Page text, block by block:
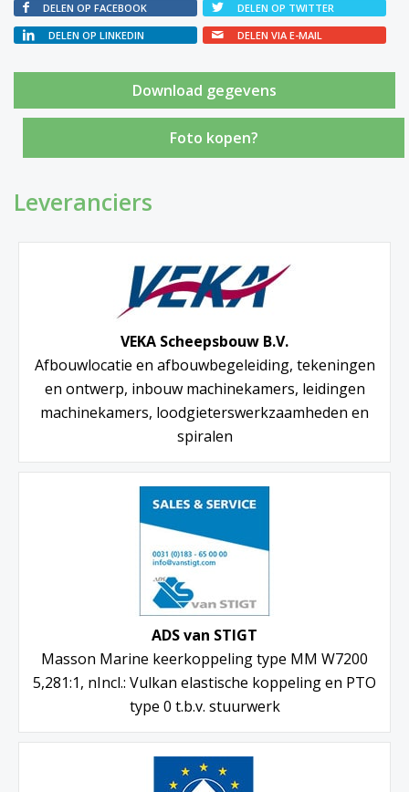
DELEN OP FACEBOOK
DELEN OP TWITTER
DELEN OP LINKEDIN
DELEN VIA E-MAIL
Foto kopen?
Leveranciers
VEKA Scheepsbouw B.V.
Afbouwlocatie en afbouwbegeleiding, tekeningen
en ontwerp, inbouw machinekamers, leidingen
machinekamers, loodgieterswerkzaamheden en
spiralen
ADS van STIGT
Masson Marine keerkoppeling type MM W7200
5,281:1, nIncl.: Vulkan elastische koppeling en PTO
type 0 t.b.v. stuurwerk